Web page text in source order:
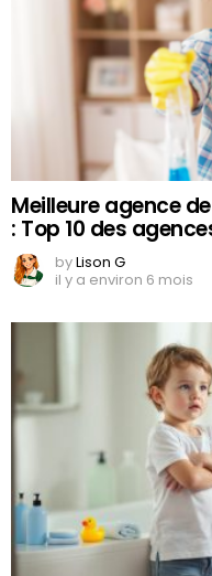
Meilleure agence
: Top 10 des
byLison G
il y a environ 6 mois